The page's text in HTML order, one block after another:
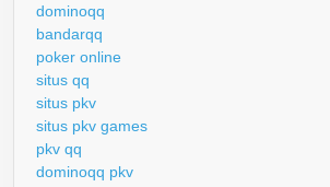
dominoqq
bandarqq
poker online
situs qq
situs pkv
situs pkv games
pkv qq
dominoqq pkv